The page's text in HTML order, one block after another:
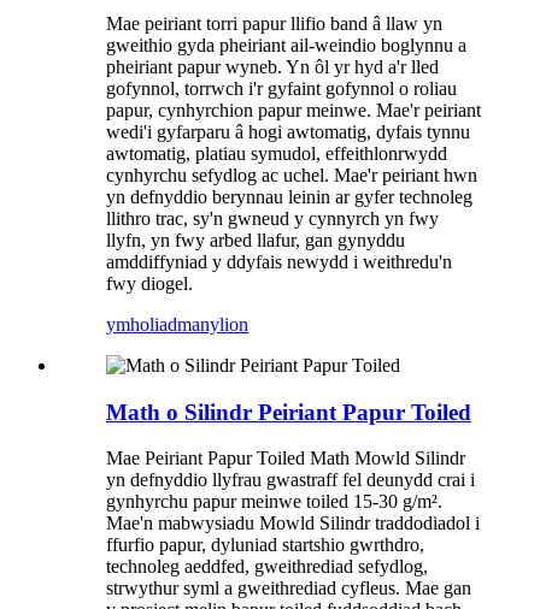
Mae peiriant torri papur llifio band â llaw yn
gweithio gyda pheiriant ail-weindio boglynnu a
pheiriant papur wyneb. Yn ôl yr hyd a'r lled
gofynnol, torrwch i'r gyfaint gofynnol o roliau
papur, cynhyrchion papur meinwe. Mae'r peiriant
wedi'i gyfarparu â hogi awtomatig, dyfais tynnu
awtomatig, platiau symudol, effeithlonrwydd
cynhyrchu sefydlog ac uchel. Mae'r peiriant hwn
yn defnyddio berynnau leinin ar gyfer technoleg
llithro trac, sy'n gwneud y cynnyrch yn fwy
llyfn, yn fwy arbed llafur, gan gynyddu
amddiffyniad y ddyfais newydd i weithredu'n
fwy diogel.
ymholiadmanylion
Math o Silindr Peiriant Papur Toiled
Mae Peiriant Papur Toiled Math Mowld Silindr
yn defnyddio llyfrau gwastraff fel deunydd crai i
gynhyrchu papur meinwe toiled 15-30 g/m².
Mae'n mabwysiadu Mowld Silindr traddodiadol i
ffurfio papur, dyluniad startshio gwrthdro,
technoleg aeddfed, gweithrediad sefydlog,
strwythur syml a gweithrediad cyfleus. Mae gan